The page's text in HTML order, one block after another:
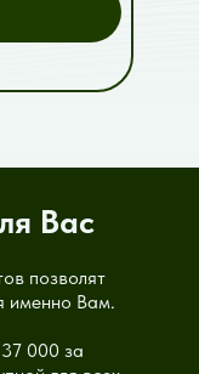
Вас
позволят
именно Вам.
000 за